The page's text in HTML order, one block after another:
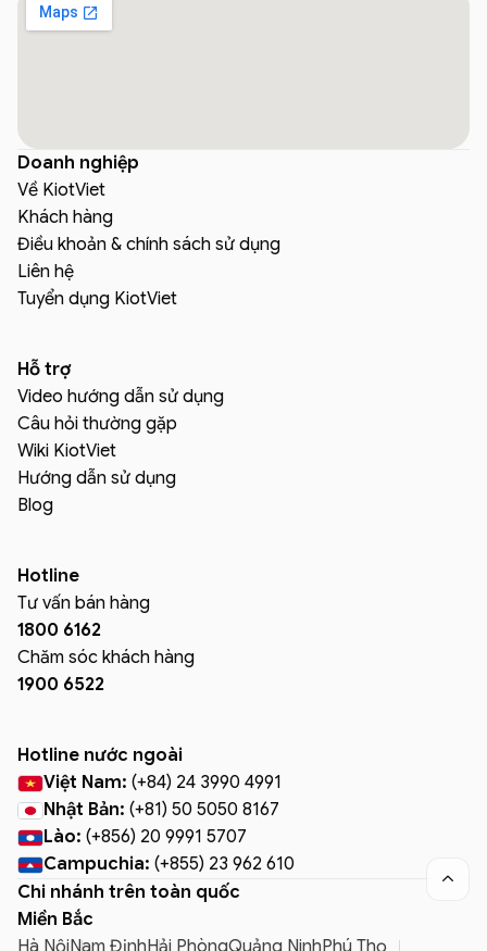
Doanh nghiệp
Về KiotViet
Khách hàng
Điều khoản & chính sách sử dụng
Liên hệ
Tuyển dụng KiotViet
Hỗ trợ
Video hướng dẫn sử dụng
Câu hỏi thường gặp
Wiki KiotViet
Hướng dẫn sử dụng
Blog
Hotline
Tư vấn bán hàng
1800 6162
Chăm sóc khách hàng
1900 6522
Hotline nước ngoài
Việt Nam: (+84) 24 3990 4991
Nhật Bản: (+81) 50 5050 8167
Lào: (+856) 20 9991 5707
Campuchia: (+855) 23 962 610

Chi nhánh trên toàn quốc
Miền Bắc